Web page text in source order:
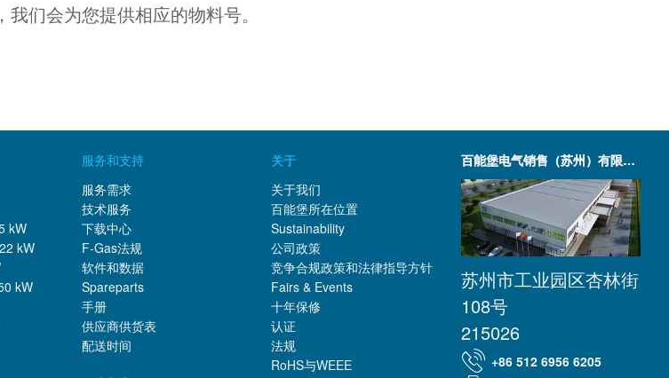
们会为您提供相应的物料号。
kW
kW
kW
服务和支持
服务需求
技术服务
下载中心
F-Gas法规
软件和数据
Spareparts
手册
供应商供货表
配送时间
关于
关于我们
百能堡所在位置
Sustainability
公司政策
竞争合规政策和法律指导方针
Fairs & Events
十年保修
认证
法规
RoHS与WEEE
百能堡电气销售（苏州）有限公司
苏州市工业园区杏林街
108号
215026
+86 512 6956 6205